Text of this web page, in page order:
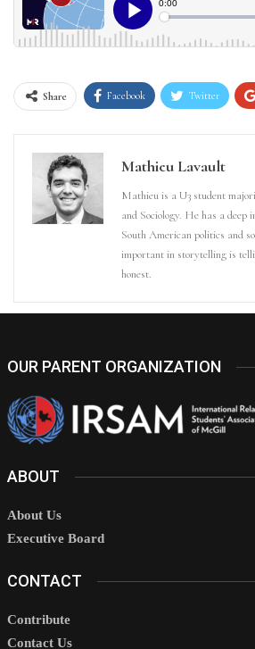
Share Facebook Twitter
Mathieu Lavault
Mathieu is a U3 student
and Sociology. He has a
South American politics and
important in storytelling is
honest.
OUR PARENT ORGANIZATION
ABOUT
About Us
Executive Board
CONTACT
Contribute
Contact Us